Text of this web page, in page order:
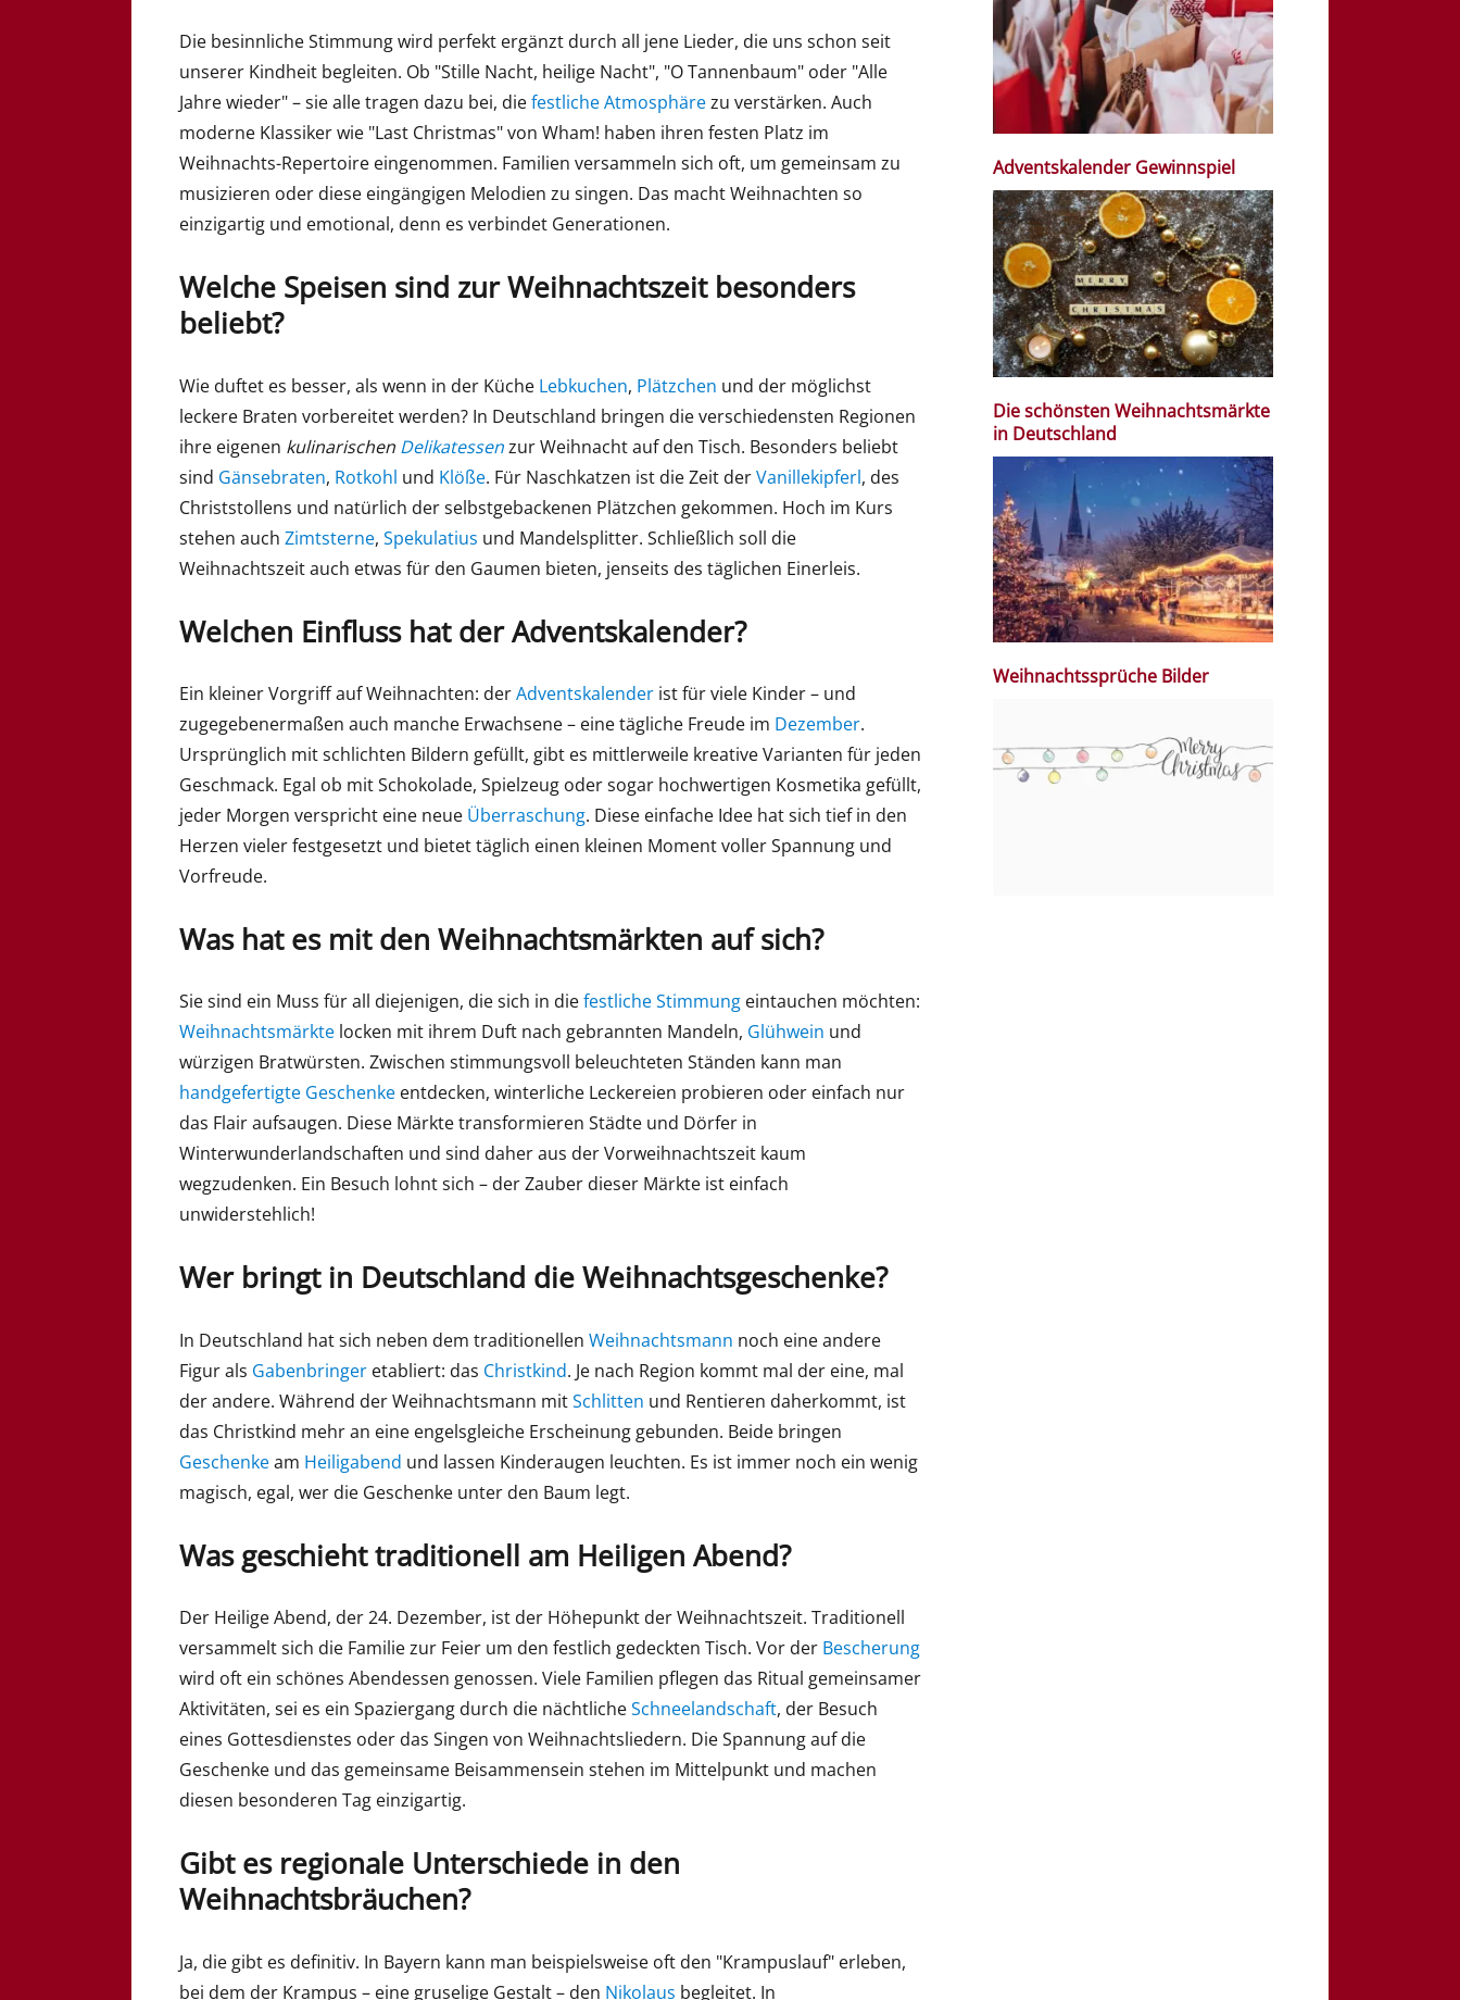
Die besinnliche Stimmung wird perfekt ergänzt durch all jene Lieder, die uns schon seit
unserer Kindheit begleiten. Ob "Stille Nacht, heilige Nacht", "O Tannenbaum" oder "Alle
Jahre wieder" – sie alle tragen dazu bei, diefestliche Atmosphärezu verstärken. Auch
moderne Klassiker wie "Last Christmas" von Wham! haben ihren festen Platz im
Weihnachts-Repertoire eingenommen. Familien versammeln sich oft, um gemeinsam zu
musizieren oder diese eingängigen Melodien zu singen. Das macht Weihnachten so
einzigartig und emotional, denn es verbindet Generationen.
Welche Speisen sind zur Weihnachtszeit besonders
beliebt?
Wie duftet es besser, als wenn in der Küche Lebkuchen, Plätzchen und der möglichst
leckere Braten vorbereitet werden? In Deutschland bringen die verschiedensten Regionen
ihre eigenen kulinarischen Delikatessenzur Weihnacht auf den Tisch. Besonders beliebt
sind Gänsebraten, Rotkohl und Klöße. Für Naschkatzen ist die Zeit derVanillekipferl, des
Christstollens und natürlich der selbstgebackenen Plätzchen gekommen. Hoch im Kurs
stehen auchZimtsterne,Spekulatius und Mandelsplitter. Schließlich soll die
Weihnachtszeit auch etwas für den Gaumen bieten, jenseits des täglichen Einerleis.
Welchen Einfluss hat der Adventskalender?
Ein kleiner Vorgriff auf Weihnachten: derAdventskalender ist für viele Kinder – und
zugegebenermaßen auch manche Erwachsene – eine tägliche Freude im Dezember.
Ursprünglich mit schlichten Bildern gefüllt, gibt es mittlerweile kreative Varianten für jeden
Geschmack. Egal ob mit Schokolade, Spielzeug oder sogar hochwertigen Kosmetika gefüllt,
jeder Morgen verspricht eine neue Überraschung. Diese einfache Idee hat sich tief in den
Herzen vieler festgesetzt und bietet täglich einen kleinen Moment voller Spannung und
Vorfreude.
Was hat es mit den Weihnachtsmärkten auf sich?
Sie sind ein Muss für all diejenigen, die sich in diefestliche Stimmung eintauchen möchten:
Weihnachtsmärkte locken mit ihrem Duft nach gebrannten Mandeln, Glühwein und
würzigen Bratwürsten. Zwischen stimmungsvoll beleuchteten Ständen kann man
handgefertigte Geschenke entdecken, winterliche Leckereien probieren oder einfach nur
das Flair aufsaugen. Diese Märkte transformieren Städte und Dörfer in
Winterwunderlandschaften und sind daher aus der Vorweihnachtszeit kaum
wegzudenken. Ein Besuch lohnt sich – der Zauber dieser Märkte ist einfach
unwiderstehlich!
Wer bringt in Deutschland die Weihnachtsgeschenke?
In Deutschland hat sich neben dem traditionellenWeihnachtsmann noch eine andere
Figur als Gabenbringer etabliert: das Christkind. Je nach Region kommt mal der eine, mal
der andere. Während der Weihnachtsmann mitSchlitten und Rentieren daherkommt, ist
das Christkind mehr an eine engelsgleiche Erscheinung gebunden. Beide bringen
Geschenkeam Heiligabend und lassen Kinderaugen leuchten. Es ist immer noch ein wenig
magisch, egal, wer die Geschenke unter den Baum legt.
Was geschieht traditionell am Heiligen Abend?
Der Heilige Abend, der 24. Dezember, ist der Höhepunkt der Weihnachtszeit. Traditionell
versammelt sich die Familie zur Feier um den festlich gedeckten Tisch. Vor der Bescherung
wird oft ein schönes Abendessen genossen. Viele Familien pflegen das Ritual gemeinsamer
Aktivitäten, sei es ein Spaziergang durch die nächtlicheSchneelandschaft, der Besuch
eines Gottesdienstes oder das Singen von Weihnachtsliedern. Die Spannung auf die
Geschenke und das gemeinsame Beisammensein stehen im Mittelpunkt und machen
diesen besonderen Tag einzigartig.
Gibt es regionale Unterschiede in den
Weihnachtsbräuchen?
Ja, die gibt es definitiv. In Bayern kann man beispielsweise oft den "Krampuslauf" erleben,
bei dem der Krampus – eine gruselige Gestalt – den Nikolaus begleitet. In
Adventskalender Gewinnspiel
Die schönsten Weihnachtsmärkte
in Deutschland
Weihnachtssprüche Bilder